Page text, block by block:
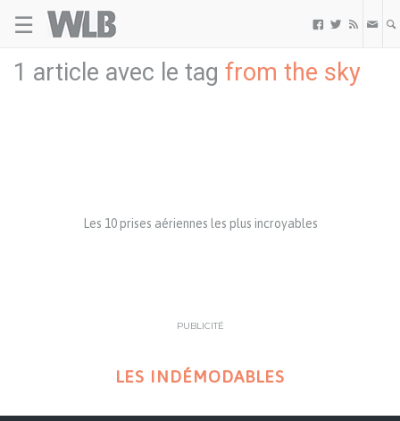
☰   
1 article avec le tag from the sky
Les 10 prises aériennes les plus incroyables
PUBLICITÉ
LES INDÉMODABLES